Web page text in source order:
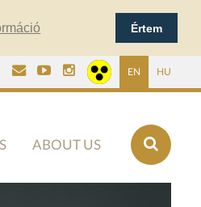
Értem
EN HU
ABOUT US